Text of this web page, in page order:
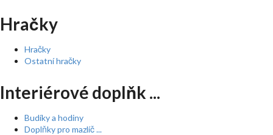
Hračky
Hračky
Ostatní hračky
Interiérové doplňk ...
Budíky a hodiny
Doplňky pro mazlíč ...